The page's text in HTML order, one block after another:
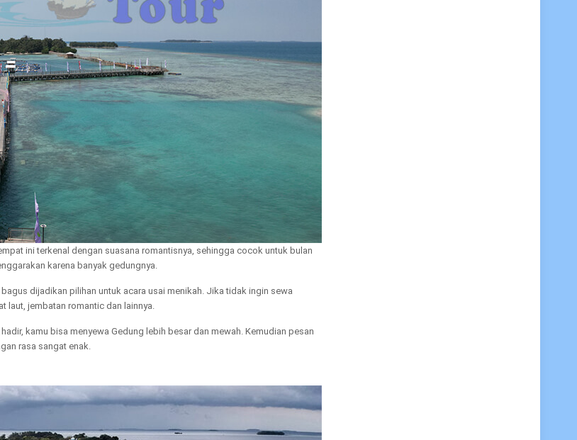
ini terkenal dengan suasana romantisnya, sehingga cocok untuk bulan
karena banyak gedungnya.
dijadikan pilihan untuk acara usai menikah. Jika tidak ingin sewa
laut, jembatan romantic dan lainnya.
kamu bisa menyewa Gedung lebih besar dan mewah. Kemudian pesan
rasa sangat enak.